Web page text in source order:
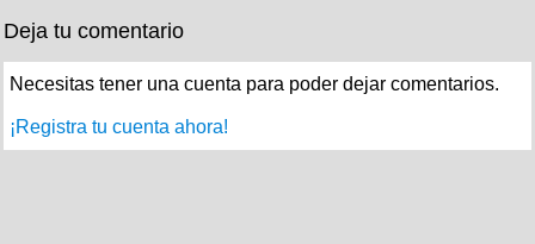
Deja tu comentario
Necesitas tener una cuenta para poder dejar comentarios.
¡Registra tu cuenta ahora!